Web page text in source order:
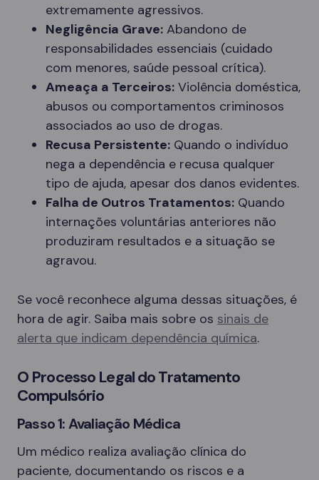
extremamente agressivos.
Negligência Grave: Abandono de
responsabilidades essenciais (cuidado
com menores, saúde pessoal crítica).
Ameaça a Terceiros: Violência doméstica,
abusos ou comportamentos criminosos
associados ao uso de drogas.
Recusa Persistente: Quando o indivíduo
nega a dependência e recusa qualquer
tipo de ajuda, apesar dos danos evidentes.
Falha de Outros Tratamentos: Quando
internações voluntárias anteriores não
produziram resultados e a situação se
agravou.
Se você reconhece alguma dessas situações, é
hora de agir. Saiba mais sobre os sinais de
alerta que indicam dependência química.
O Processo Legal do Tratamento
Compulsório
Passo 1: Avaliação Médica
Um médico realiza avaliação clínica do
paciente, documentando os riscos e a